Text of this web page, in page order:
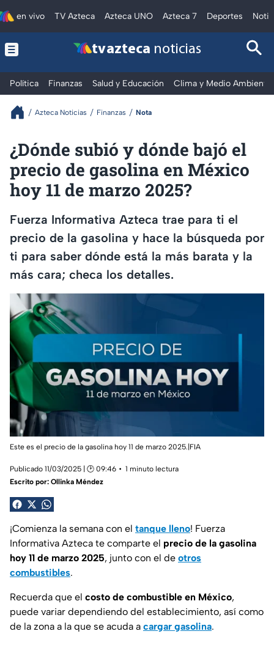
en vivo TV Azteca Azteca UNO Azteca 7 Deportes
tv azteca noticias
Política Finanzas Salud y Educación Clima y Medio Ambiente
Azteca Noticias Finanzas Nota
¿Dónde subió y dónde bajó el
precio de gasolina en México
hoy 11 de marzo 2025?
Fuerza Informativa Azteca trae para ti el
precio de la gasolina y hace la búsqueda por
ti para saber dónde está la más barata y la
más cara; checa los detalles.
Este es el precio de la gasolina hoy 11 de marzo 2025.|FIA
Publicado 11/03/2025 | 🕑 09:46
1 minuto lectura
Escrito por: Ollinka Méndez
¡Comienza la semana con el tanque lleno! Fuerza
Informativa Azteca te comparte el precio de la gasolina
hoy 11 de marzo 2025, junto con el de otros
combustibles.
Recuerda que el costo de combustible en México,
puede variar dependiendo del establecimiento, así como
de la zona a la que se acuda a cargar gasolina.